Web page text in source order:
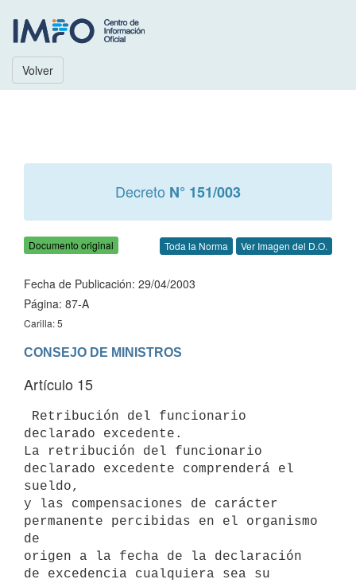
Volver
Decreto N° 151/003
Documento original Toda la Norma Ver Imagen del D.O.
Fecha de Publicación: 29/04/2003
Página: 87-A
Carilla: 5
CONSEJO DE MINISTROS
Artículo 15
declarado excedente.
La retribución del funcionario
declarado excedente comprenderá el
sueldo,
y las compensaciones de carácter
permanente percibidas en el organismo
de
origen a la fecha de la declaración
de excedencia cualquiera sea su